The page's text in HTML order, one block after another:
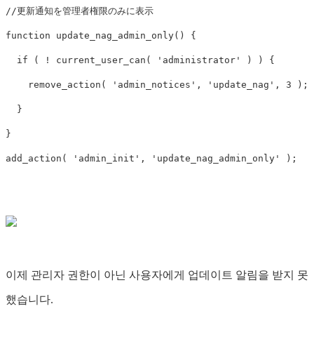
//更新通知を管理者権限のみに表示
function update_nag_admin_only() {
if ( ! current_user_can ( 'administrator' ) ) {
remove_action ( 'admin_notices' , 'update_nag' , 3 );
}
}
add_action ( 'admin_init' , 'update_nag_admin_only' );
이제 관리자 권한이 아닌 사용자에게 업데이트 알림을 받지 못
했습니다.